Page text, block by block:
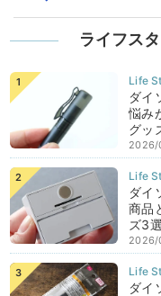
ライフス
ダイ
悩み
グッ
2026/
ダイ
商品
ズ3選
2026/
ダイ